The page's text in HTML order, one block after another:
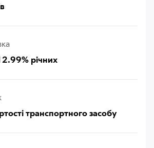
річних
транспортного засобу